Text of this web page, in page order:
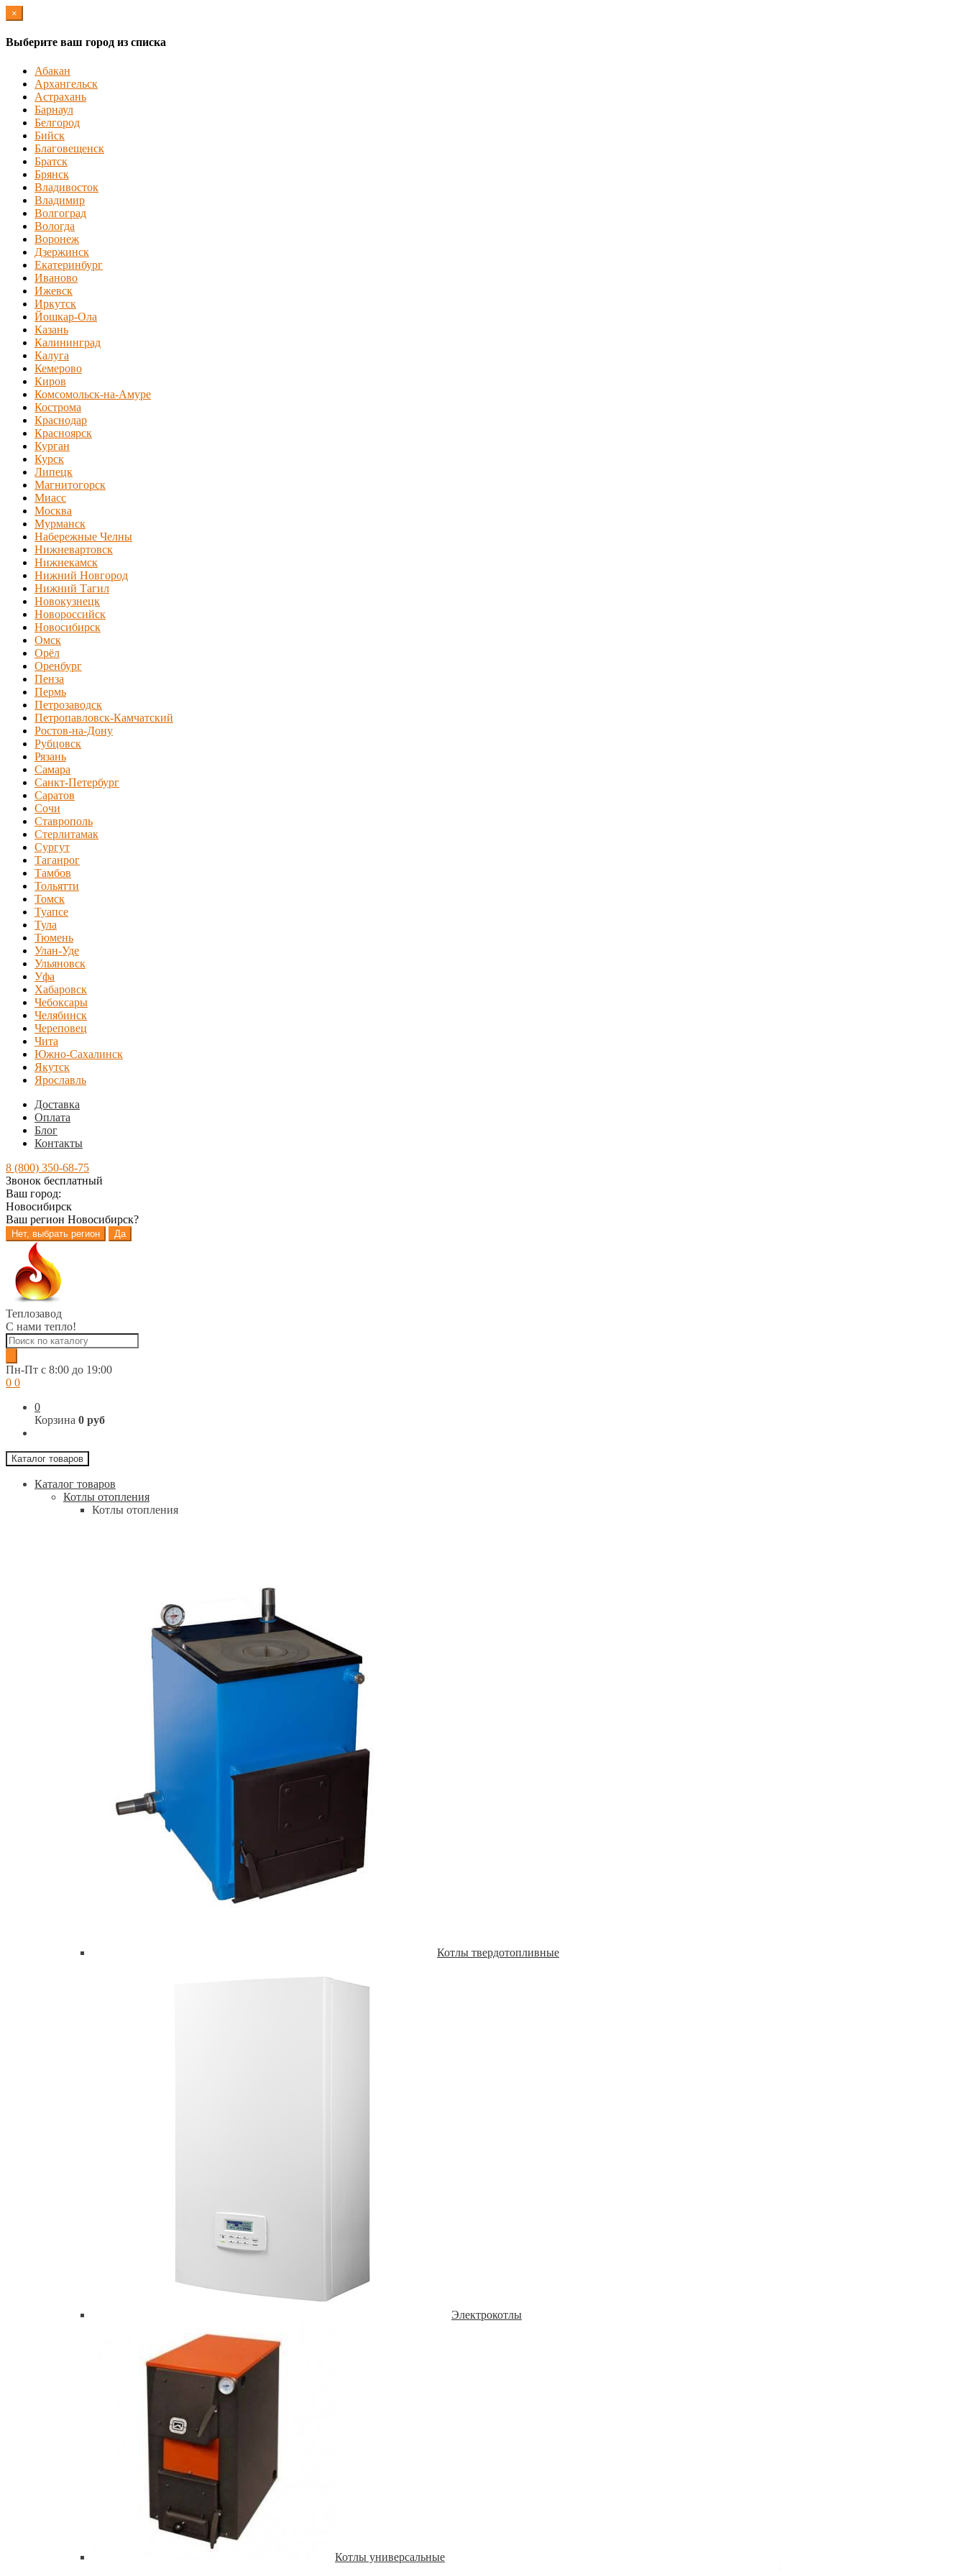
×
Выберите ваш город из списка
Абакан
Архангельск
Астрахань
Барнаул
Белгород
Бийск
Благовещенск
Братск
Брянск
Владивосток
Владимир
Волгоград
Вологда
Воронеж
Дзержинск
Екатеринбург
Иваново
Ижевск
Иркутск
Йошкар-Ола
Казань
Калининград
Калуга
Кемерово
Киров
Комсомольск-на-Амуре
Кострома
Краснодар
Красноярск
Курган
Курск
Липецк
Магнитогорск
Миасс
Москва
Мурманск
Набережные Челны
Нижневартовск
Нижнекамск
Нижний Новгород
Нижний Тагил
Новокузнецк
Новороссийск
Новосибирск
Омск
Орёл
Оренбург
Пенза
Пермь
Петрозаводск
Петропавловск-Камчатский
Ростов-на-Дону
Рубцовск
Рязань
Самара
Санкт-Петербург
Саратов
Сочи
Ставрополь
Стерлитамак
Сургут
Таганрог
Тамбов
Тольятти
Томск
Туапсе
Тула
Тюмень
Улан-Уде
Ульяновск
Уфа
Хабаровск
Чебоксары
Челябинск
Череповец
Чита
Южно-Сахалинск
Якутск
Ярославль
Доставка
Оплата
Блог
Контакты
8 (800) 350-68-75
Звонок бесплатный
Ваш город:
Новосибирск
Ваш регион Новосибирск?
Нет, выбрать регион Да
Перейти
навигации
Перейти
содержимому
Теплозавод
С нами тепло!
Поиск
товаров
Пн-Пт c 8:00 до 19:00
0 0
0
Корзина 0 руб
Каталог товаров
Каталог товаров
Котлы отопления
Котлы отопления
Котлы твердотопливные
Электрокотлы
Котлы универсальные